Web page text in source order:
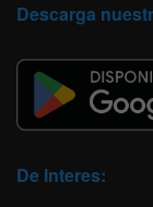
Descarga
De Interes: